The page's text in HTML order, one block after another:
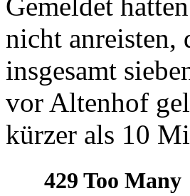
nicht anreisten,
insgesamt
vor Altenhof
kürzer als 10